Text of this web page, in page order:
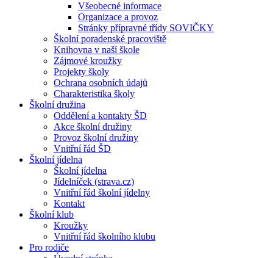
Všeobecné informace
Organizace a provoz
Stránky přípravné třídy SOVIČKY
Školní poradenské pracoviště
Knihovna v naší škole
Zájmové kroužky
Projekty školy
Ochrana osobních údajů
Charakteristika školy
Školní družina
Oddělení a kontakty ŠD
Akce školní družiny
Provoz školní družiny
Vnitřní řád ŠD
Školní jídelna
Školní jídelna
Jídelníček (strava.cz)
Vnitřní řád školní jídelny
Kontakt
Školní klub
Kroužky
Vnitřní řád školního klubu
Pro rodiče